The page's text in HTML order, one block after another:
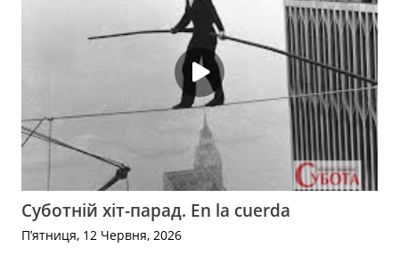
Суботній хіт-парад. En la cuerda
П’ятниця, 12 Червня, 2026